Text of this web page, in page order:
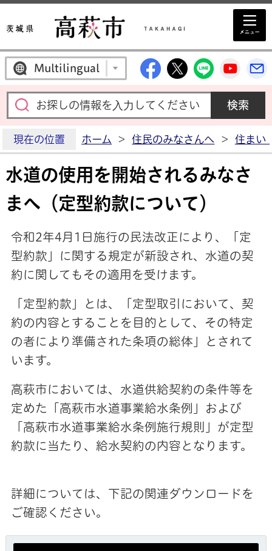
Multilingual 高萩市公式
高萩市公式X
高萩市
高
現在の位置 ホーム > 住民のみなさんへ > 住まい
水道の使用を開始されるみなさ
まへ（定型約款について）
令和2年4月1日施行の民法改正により、「定
型約款」に関する規定が新設され、水道の契
約に関してもその適用を受けます。
「定型約款」とは、「定型取引において、契
約の内容とすることを目的として、その特定
の者により準備された条項の総体」とされて
います。
高萩市においては、水道供給契約の条件等を
定めた「高萩市水道事業給水条例」および
「高萩市水道事業給水条例施行規則」が定型
約款に当たり、給水契約の内容となります。
詳細については、下記の関連ダウンロードを
ご確認ください。